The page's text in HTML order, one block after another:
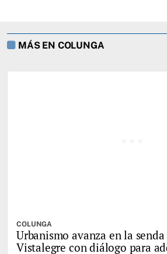
MÁS EN COLUNGA
COLUNGA
Urbanismo avanza en la
Vistalegre con diálogo para